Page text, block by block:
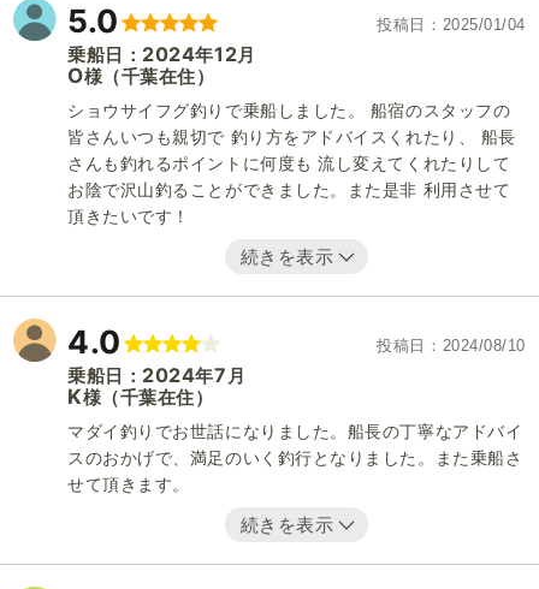
5.0 投稿日 2025/01/04
乗船日： 2024年12月
O様 （千葉在住）
ショウサイフグ釣りで乗船しました。 船宿のスタッフの
皆さんいつも親切で 釣り方をアドバイスくれたり、 船長
さんも釣れるポイントに何度も 流し変えてくれたりして
お陰で沢山釣ることができました。また是非 利用させて
頂きたいです！
続きを表示
4.0 投稿日 2024/08/10
乗船日： 2024年7 月
K様 （千葉在住）
マダイ釣りでお世話になりました。船長の丁寧なアドバイ
スのおかげで、満足のいく釣行となりました。また乗船さ
せて頂きます。
続きを表示